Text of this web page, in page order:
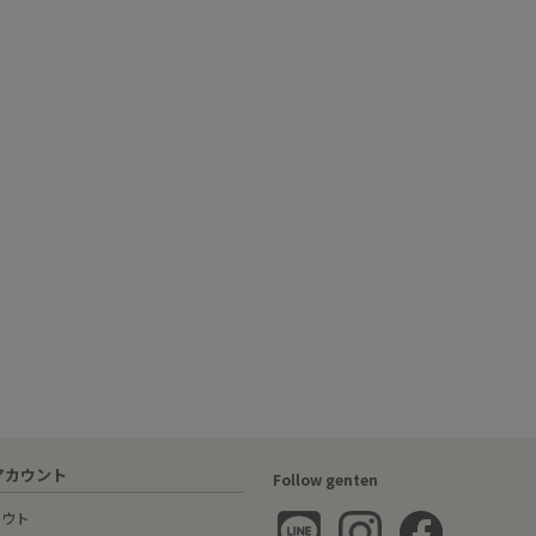
ウント
ト
Follow genten